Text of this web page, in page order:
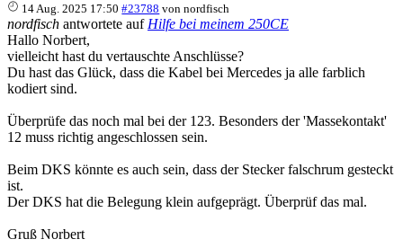
14 Aug. 2025 17:50 #23788 vonnordfisch
nordfisch antwortete auf Hilfe bei meinem 250CE
Hallo Norbert,
vielleicht hast du vertauschte Anschlüsse?
Du hast das Glück, dass die Kabel bei Mercedes ja alle farblich
kodiert sind.
Überprüfe das noch mal bei der 123. Besonders der 'Massekontakt'
12 muss richtig angeschlossen sein.
Beim DKS könnte es auch sein, dass der Stecker falschrum gesteckt
ist.
Der DKS hat die Belegung klein aufgeprägt. Überprüf das mal.
Gruß Norbert